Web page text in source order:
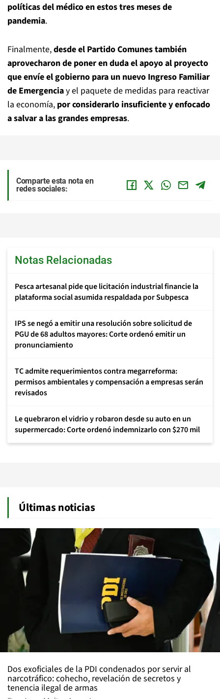
políticas del médico en estos tres meses de
pandemia.
Finalmente,desde el Partido Comunes también
aprovecharon de poner en duda el apoyo al proyecto
que envíe el gobierno para un nuevo Ingreso Familiar
de Emergenciay el paquete de medidas para reactivar
la economía, por considerarlo insuficiente y enfocado
a salvar a las grandes empresas.
Comparte esta nota en
redes sociales:
Notas Relacionadas
Pesca artesanal pide que licitación industrial financie la
plataforma social asumida respaldada por Subpesca
IPS se negó a emitir una resolución sobre solicitud de
PGU de 68 adultos mayores: Corte ordenó emitir un
pronunciamiento
TC admite requerimientos contra megarreforma:
permisos ambientales y compensación a empresas serán
revisados
Le quebraron el vidrio y robaron desde su auto en un
supermercado: Corte ordenó indemnizarlo con $270 mil
Últimas noticias
Dos exoficiales de la PDI condenados por servir al
narcotráfico: cohecho, revelación de secretos y
tenencia ilegal de armas